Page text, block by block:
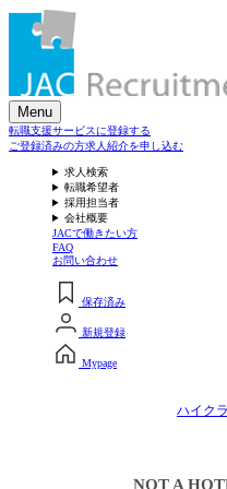
Menu
転職支援サービスに登録する
ご登録済みの方求人紹介を申し込む
求人検索
転職希望者
採用担当者
会社概要
JACで働きたい方
FAQ
お問い合わせ
保存済み
新規登録
Mypage
ハイク
NOT A